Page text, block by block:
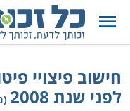
חישוב פיצויי
לפני שנת 2008